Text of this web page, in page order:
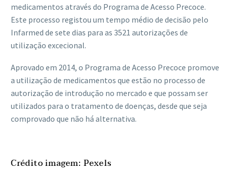
medicamentos através do Programa de Acesso Precoce.
Este processo registou um tempo médio de decisão pelo
Infarmed de sete dias para as 3521 autorizações de
utilização excecional.
Aprovado em 2014, o Programa de Acesso Precoce promove
a utilização de medicamentos que estão no processo de
autorização de introdução no mercado e que possam ser
utilizados para o tratamento de doenças, desde que seja
comprovado que não há alternativa.
Crédito imagem: Pexels